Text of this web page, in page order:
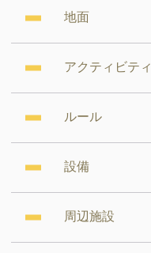
地面
アクティビティ
ルール
設備
周辺施設